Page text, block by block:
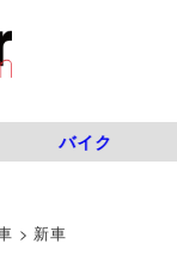
バイク
> 新車